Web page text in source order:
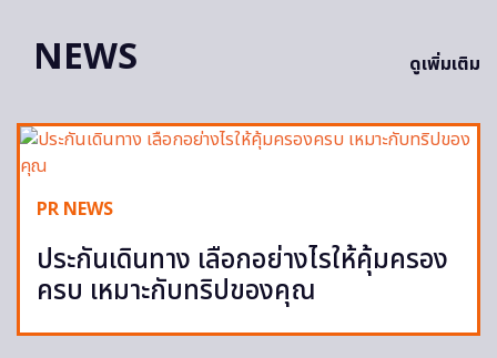
NEWS
ดูเพิ่มเติม
PR NEWS
ประกันเดินทาง เลือกอย่างไรให้คุ้มครอง
ครบ เหมาะกับทริปของคุณ